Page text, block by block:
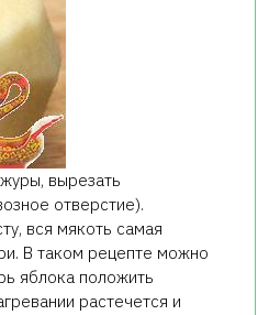
вырезать
отверстие).
вся мякоть самая
В таком рецепте можно
яблока положить
растечется и